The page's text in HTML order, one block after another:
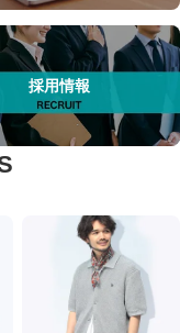
採用情報